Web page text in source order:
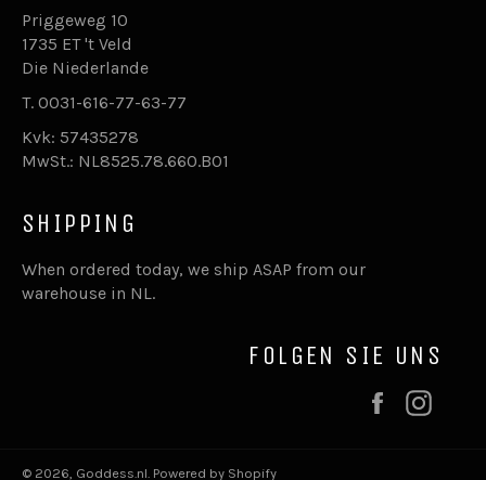
Priggeweg 10
1735 ET 't Veld
Die Niederlande
T. 0031-616-77-63-77
Kvk: 57435278
MwSt.: NL8525.78.660.B01
SHIPPING
When ordered today, we ship ASAP from our
warehouse in NL.
FOLGEN SIE UNS
Facebook
© 2026, Goddess.nl. Powered by Shopify